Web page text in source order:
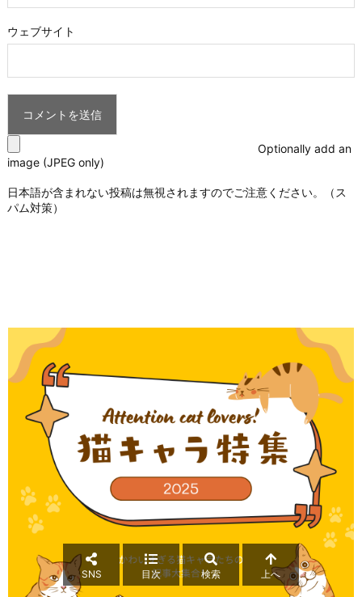
ウェブサイト
Optionally add an
image (JPEG only)
日本語が含まれない投稿は無視されますのでご注意ください。（ス
パム対策）
SNS 目次 検索 上へ